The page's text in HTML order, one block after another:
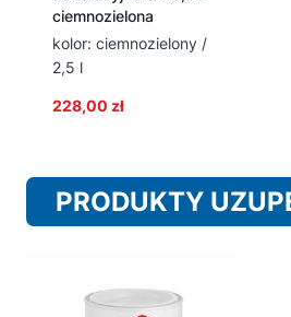
ciemnozielona
kolor: ciemnozielony /
2,5 l
228,00 zł
PRODUKTY